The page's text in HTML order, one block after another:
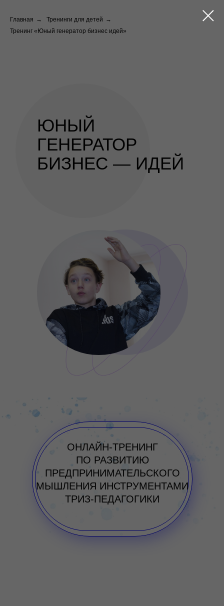
Главная → Тренинги для детей →
Тренинг «Юный генератор бизнес идей»
ЮНЫЙ
ГЕНЕРАТОР
БИЗНЕС — ИДЕЙ
ОНЛАЙН-ТРЕНИНГ
ПО РАЗВИТИЮ
ПРЕДПРИНИМАТЕЛЬСКОГО
МЫШЛЕНИЯ ИНСТРУМЕНТАМИ
ТРИЗ-ПЕДАГОГИКИ